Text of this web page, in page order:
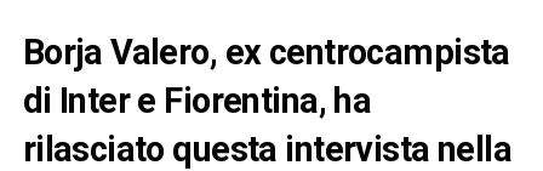
Borja Valero, ex centrocampista
di Inter e Fiorentina, ha
rilasciato questa intervista nella